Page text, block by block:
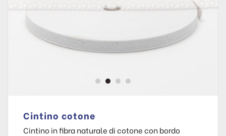
Cintino cotone
Cintino in fibra naturale di cotone con bordo